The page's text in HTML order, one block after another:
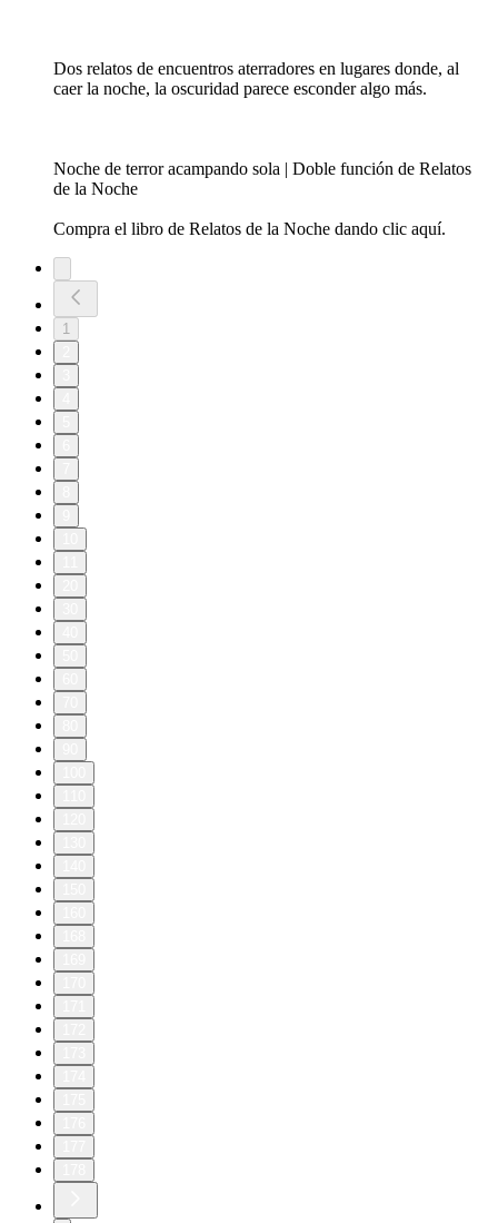
Dos relatos de encuentros aterradores en lugares donde, al
caer la noche, la oscuridad parece esconder algo más.
Noche de terror acampando sola | Doble función de Relatos
de la Noche
Compra el libro de Relatos de la Noche dando clic aquí.
1